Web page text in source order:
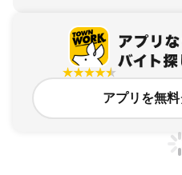
アプリを無